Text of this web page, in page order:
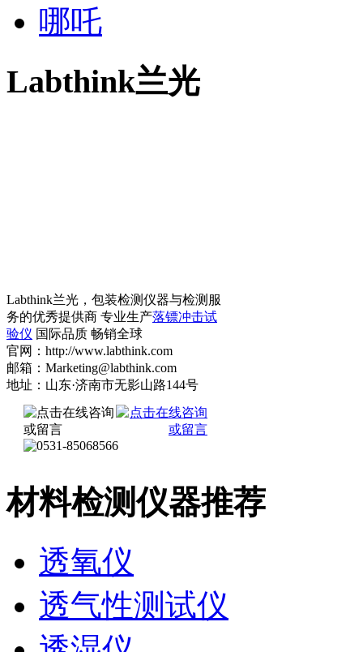
哪吒
Labthink兰光
Labthink兰光，包装检测仪器与检测服
务的优秀提供商 专业生产落镖冲击试
验仪 国际品质 畅销全球
官网：http://www.labthink.com
邮箱：Marketing@labthink.com
地址：山东·济南市无影山路144号
材料检测仪器推荐
透氧仪
透气性测试仪